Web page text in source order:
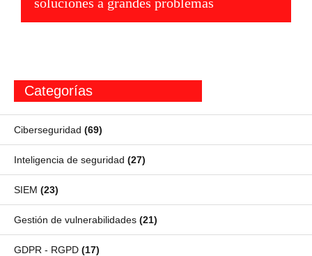
Categorías
Ciberseguridad (69)
Inteligencia de seguridad (27)
SIEM (23)
Gestión de vulnerabilidades (21)
GDPR - RGPD (17)